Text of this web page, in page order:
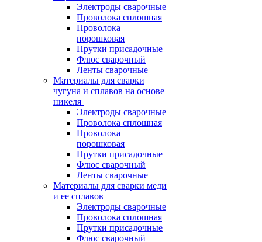
Электроды сварочные
Проволока сплошная
Проволока
порошковая
Прутки присадочные
Флюс сварочный
Ленты сварочные
Материалы для сварки
чугуна и сплавов на основе
никеля
Электроды сварочные
Проволока сплошная
Проволока
порошковая
Прутки присадочные
Флюс сварочный
Ленты сварочные
Материалы для сварки меди
и ее сплавов
Электроды сварочные
Проволока сплошная
Прутки присадочные
Флюс сварочный